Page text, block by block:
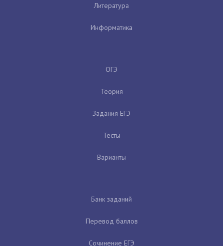
Литература
Информатика
ОГЭ
Теория
Задания ЕГЭ
Тесты
Варианты
Банк заданий
Перевод баллов
Сочинение ЕГЭ